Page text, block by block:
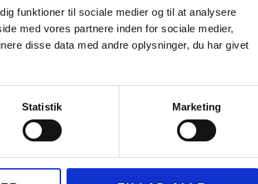
funktioner til sociale medier og til at analysere
med vores partnere inden for sociale medier,
disse data med andre oplysninger, du har givet
Statistik Marketing
Med en tydelig farveforskel vil mønsteret træde
på billedet er i farven Papaya.
af størrelser :
Hvis du ligger mellem to størrelser – så
maskerne vil give sig lidt og modellen er stor.
og str. 46 med 2 nøgler tencel og 3 nøgler